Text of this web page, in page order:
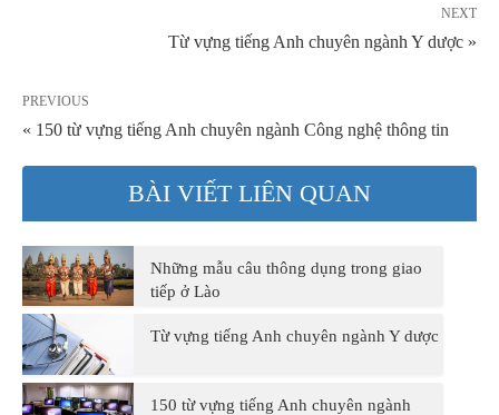
NEXT
Từ vựng tiếng Anh chuyên ngành Y dược »
PREVIOUS
« 150 từ vựng tiếng Anh chuyên ngành Công nghệ thông tin
BÀI VIẾT LIÊN QUAN
Những mẫu câu thông dụng trong giao
tiếp ở Lào
Từ vựng tiếng Anh chuyên ngành Y dược
150 từ vựng tiếng Anh chuyên ngành